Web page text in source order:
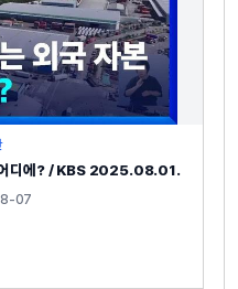
어디에? / KBS 2025.08.01.
07